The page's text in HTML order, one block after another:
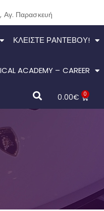
Αγ. Παρασκευή
ΚΛΕΊΣΤΕ ΡΑΝΤΕΒΟΎ!
ACADEMY – CAREER
0.00€ 0